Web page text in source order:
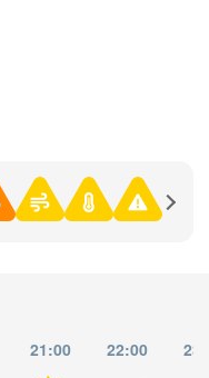
21:00 22:00